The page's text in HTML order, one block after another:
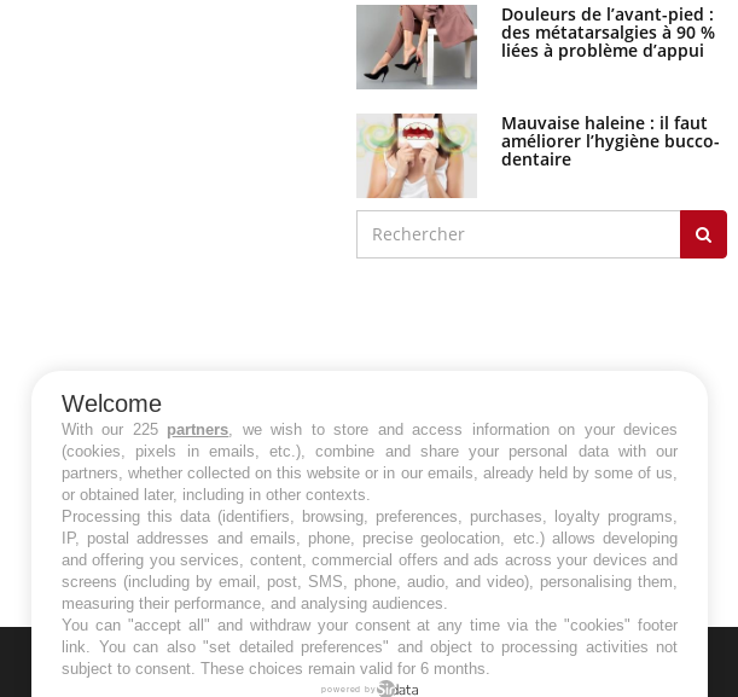
Douleurs de l’avant-pied :
des métatarsalgies à 90 %
liées à problème d’appui
Mauvaise haleine : il faut
améliorer l’hygiène bucco-
dentaire
Welcome
With our 225 partners, we wish to store and access information on your devices
(cookies, pixels in emails, etc.), combine and share your personal data with our
partners, whether collected on this website or in our emails, already held by some of us,
or obtained later, including in other contexts.
Processing this data (identifiers, browsing, preferences, purchases, loyalty programs,
IP, postal addresses and emails, phone, precise geolocation, etc.) allows developing
and offering you services, content, commercial offers and ads across your devices and
screens (including by email, post, SMS, phone, audio, and video), personalising them,
measuring their performance, and analysing audiences.
You can "accept all" and withdraw your consent at any time via the "cookies" footer
link. You can also "set detailed preferences" and object to processing activities not
subject to consent. These choices remain valid for 6 months.
powered by